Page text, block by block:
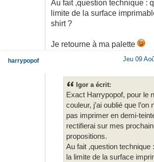
Au fait ,question technique :
limite de la surface
shirt ?
Je retourne à ma palette
Jeu 09
Igor a écrit:
Exact Harrypopof, pour le
couleur, j’ai oublié que l’on
pas imprimer en demi-
rectifierai sur mes
propositions.
Au fait ,question technique
la limite de la surface
harrypopof